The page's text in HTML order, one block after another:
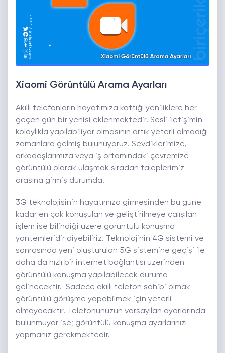
Xiaomi Görüntülü Arama Ayarları
Akıllı telefonların hayatımıza kattığı yeniliklere her
geçen gün bir yenisi eklenmektedir. Sesli iletişimin
kolaylıkla yapılabiliyor olmasının artık yeterli olmadığı
zamanlara gelmiş bulunuyoruz. Sevdiklerimize,
arkadaşlarımıza veya iş ortamındaki çevremize
görüntülü olarak ulaşmak sıradan taleplerimiz
arasına girmiş durumda.
3G teknolojisinin hayatımıza girmesinden bu güne
kadar en çok konuşulan ve geliştirilmeye çalışılan
işlem ise bilindiği üzere görüntülü konuşma
yöntemleridir diyebiliriz. Teknolojinin 4G sistemi ve
sonrasında yeni oluşturulan 5G sistemine geçişi ile
daha da hızlı bir internet bağlantısı üzerinden
görüntülü konuşma yapılabilecek duruma
gelinecektir. Sadece akıllı telefon sahibi olmak
görüntülü görüşme yapabilmek için yeterli
olmayacaktır. Telefonunuzun varsayılan ayarlarında
bulunmuyor ise; görüntülü konuşma ayarlarınızı
yapmanız gerekmektedir.